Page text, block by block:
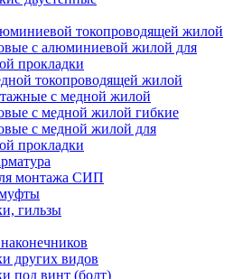
токопроводящей жилой
с алюминиевой жилой для
прокладки
токопроводящей жилой
с медной жилой
с медной жилой гибкие
с медной жилой для
прокладки
монтажа СИП
гильзы
других видов
под винт (болт)